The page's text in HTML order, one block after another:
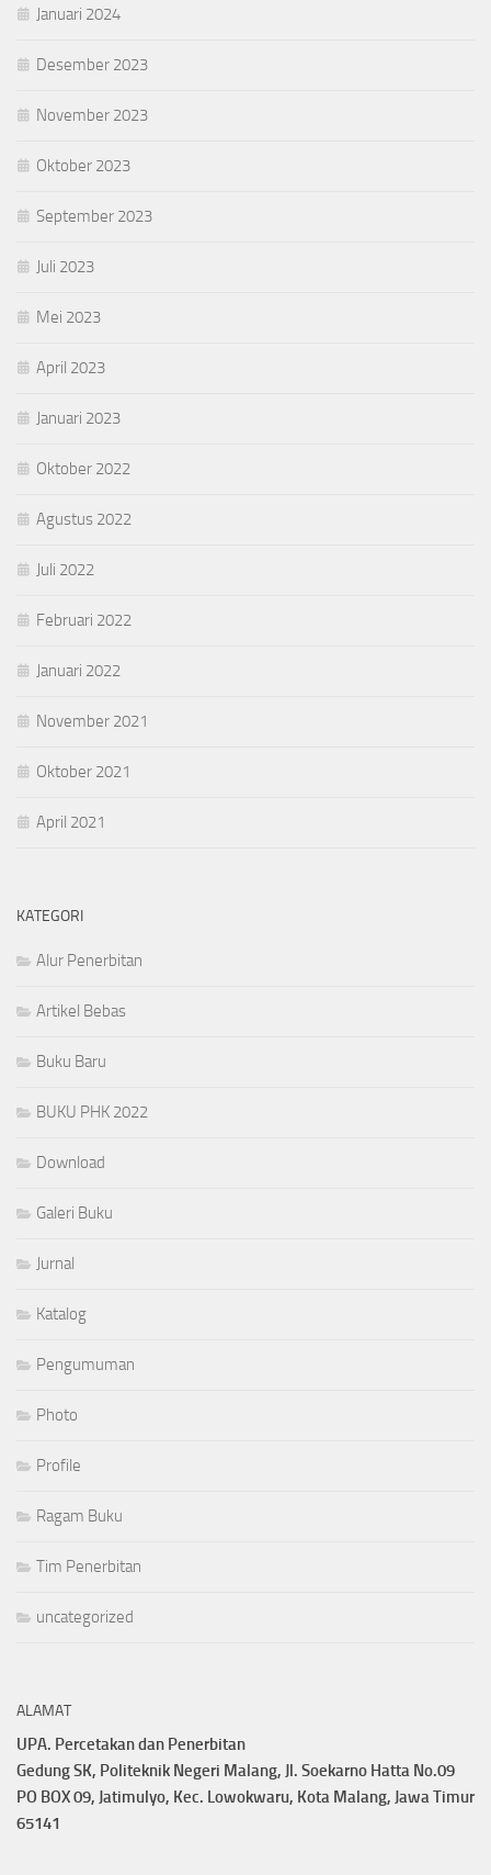
Januari 2024
Desember 2023
November 2023
Oktober 2023
September 2023
Juli 2023
Mei 2023
April 2023
Januari 2023
Oktober 2022
Agustus 2022
Juli 2022
Februari 2022
Januari 2022
November 2021
Oktober 2021
April 2021
KATEGORI
Alur Penerbitan
Artikel Bebas
Buku Baru
BUKU PHK 2022
Download
Galeri Buku
Jurnal
Katalog
Pengumuman
Photo
Profile
Ragam Buku
Tim Penerbitan
uncategorized
ALAMAT
UPA. Percetakan dan Penerbitan
Gedung SK, Politeknik Negeri Malang, Jl. Soekarno Hatta No.09
PO BOX 09, Jatimulyo, Kec. Lowokwaru, Kota Malang, Jawa Timur
65141